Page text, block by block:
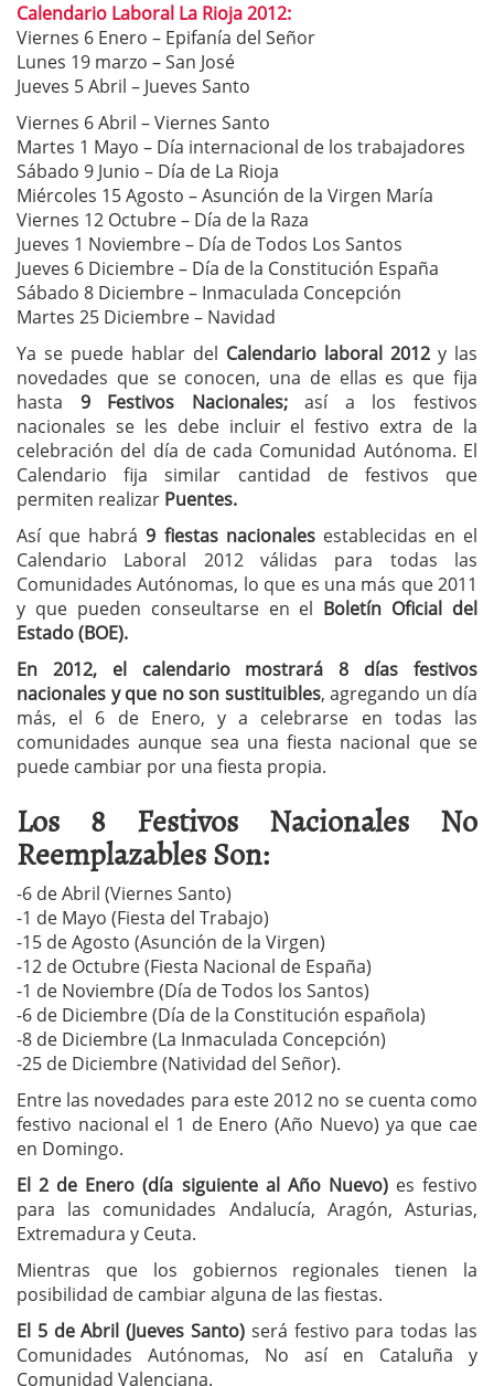
Calendario Laboral La Rioja 2012:
Viernes 6 Enero – Epifanía del Señor
Lunes 19 marzo – San José
Jueves 5 Abril – Jueves Santo
Viernes 6 Abril – Viernes Santo
Martes 1 Mayo – Día internacional de los trabajadores
Sábado 9 Junio – Día de La Rioja
Miércoles 15 Agosto – Asunción de la Virgen María
Viernes 12 Octubre – Día de la Raza
Jueves 1 Noviembre – Día de Todos Los Santos
Jueves 6 Diciembre – Día de la Constitución España
Sábado 8 Diciembre – Inmaculada Concepción
Martes 25 Diciembre – Navidad
Ya se puede hablar del Calendario laboral 2012 y las
novedades que se conocen, una de ellas es que fija
hasta 9 Festivos Nacionales;así a los festivos
nacionales se les debe incluir el festivo extra de la
celebración del día de cada Comunidad Autónoma. El
Calendario fija similar cantidad de festivos que
permiten realizar Puentes.
Así que habrá9 fiestas nacionalesestablecidas en el
Calendario Laboral 2012 válidas para todas las
Comunidades Autónomas, lo que es una más que 2011
y que pueden conseultarse en el Boletín Oficial del
Estado (BOE).
En 2012, el calendario mostrará 8 días festivos
nacionales y que no son sustituibles, agregando un día
más, el 6 de Enero, y a celebrarse en todas las
comunidades aunque sea una fiesta nacional que se
puede cambiar por una fiesta propia.
Los 8 Festivos Nacionales No
Reemplazables Son:
-6 de Abril (Viernes Santo)
-1 de Mayo (Fiesta del Trabajo)
-15 de Agosto (Asunción de la Virgen)
-12 de Octubre (Fiesta Nacional de España)
-1 de Noviembre (Día de Todos los Santos)
-6 de Diciembre (Día de la Constitución española)
-8 de Diciembre (La Inmaculada Concepción)
-25 de Diciembre (Natividad del Señor).
Entre las novedades para este 2012 no se cuenta como
festivo nacional el 1 de Enero (Año Nuevo) ya que cae
en Domingo.
El 2 de Enero (día siguiente al Año Nuevo)es festivo
para las comunidades Andalucía, Aragón, Asturias,
Extremadura y Ceuta.
Mientras que los gobiernos regionales tienen la
posibilidad de cambiar alguna de las fiestas.
El 5 de Abril (Jueves Santo) será festivo para todas las
Comunidades Autónomas, No así en Cataluña y
Comunidad Valenciana.